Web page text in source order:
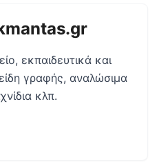
εκπαιδευτικά και
γραφής, αναλώσιμα
κλπ.